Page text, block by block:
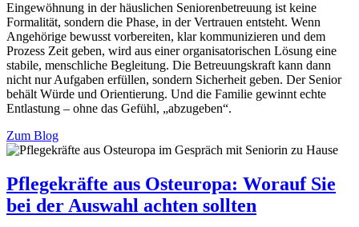
Eingewöhnung in der häuslichen Seniorenbetreuung ist keine
Formalität, sondern die Phase, in der Vertrauen entsteht. Wenn
Angehörige bewusst vorbereiten, klar kommunizieren und dem
Prozess Zeit geben, wird aus einer organisatorischen Lösung eine
stabile, menschliche Begleitung. Die Betreuungskraft kann dann
nicht nur Aufgaben erfüllen, sondern Sicherheit geben. Der Senior
behält Würde und Orientierung. Und die Familie gewinnt echte
Entlastung – ohne das Gefühl, „abzugeben“.
Zum Blog
Pflegekräfte aus Osteuropa: Worauf Sie
bei der Auswahl achten sollten